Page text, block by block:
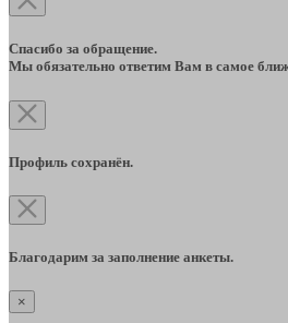
Спасибо за обращение.
Мы обязательно ответим Вам в самое
Профиль сохранён.
Благодарим за заполнение анкеты.
×